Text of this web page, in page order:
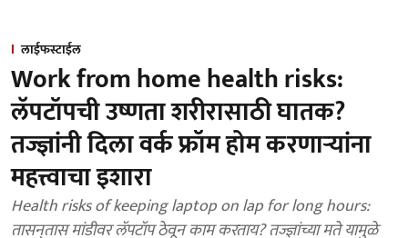
लाईफस्टाईल
Work from home health risks:
लॅपटॉपची उष्णता शरीरासाठी घातक?
तज्ज्ञांनी दिला वर्क फ्रॉम होम करणाऱ्यांना
महत्त्वाचा इशारा
Health risks of keeping laptop on lap for long hours:
तासन्‌तास मांडीवर लॅपटॉप ठेवून काम करताय? तज्ज्ञांच्या मते यामुळे